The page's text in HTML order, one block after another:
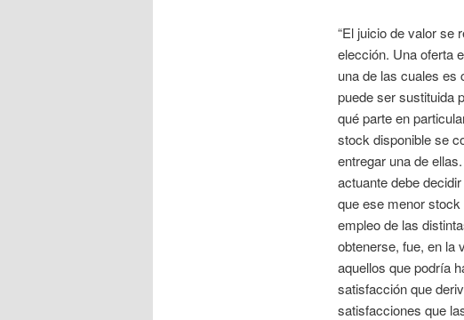
“El juicio de valor se
elección. Una oferta
una de las cuales es
puede ser sustituida
qué parte en
stock disponible se
entregar una de
actuante debe
que ese menor
empleo de las
obtenerse, fue, en la
aquellos que podría
satisfacción que
satisfacciones que